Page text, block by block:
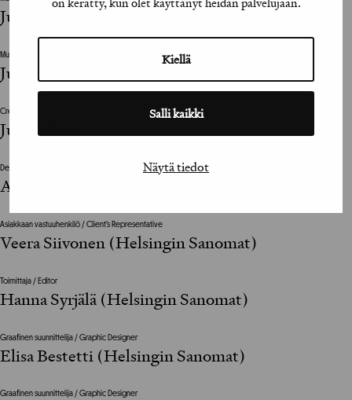
Kiellä
Salli kaikki
Näytä tiedot
Jussi Pohjola
Muu suunnitteluun vaikuttanut henkilö / The design was also influenced by
Juha Laitinen
Creative Director
Juuso Kemi
Design Director
Alo Valtere (Helsingin Sanomat)
Asiakkaan vastuuhenkilö / Client’s Representative
Veera Siivonen (Helsingin Sanomat)
Toimittaja / Editor
Hanna Syrjälä (Helsingin Sanomat)
Graafinen suunnittelija / Graphic Designer
Elisa Bestetti (Helsingin Sanomat)
Graafinen suunnittelija / Graphic Designer